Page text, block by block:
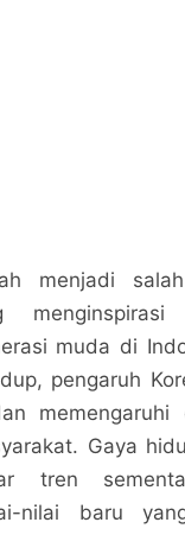
menjadi
muda di
pengaruh
Gaya
tren
nilai baru